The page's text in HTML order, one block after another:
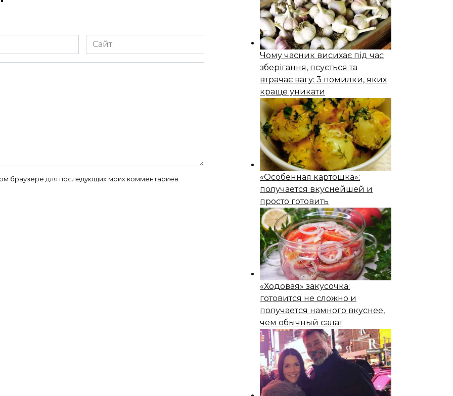
Сайт
браузере для последующих моих комментариев.
Чому часник висихає під час
зберігання, псується та
втрачає вагу: 3 помилки, яких
краще уникати
«Особенная картошка»:
получается вкуснейшей и
просто готовить
«Ходовая» закусочка:
готовится не сложно и
получается намного вкуснее,
чем обычный салат